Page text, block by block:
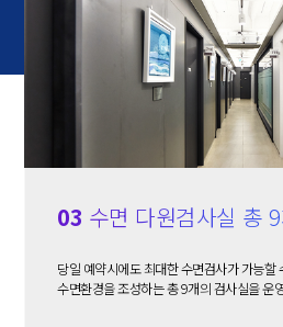
03 수면 다원검사실 총
당일 예약시에도 최대한 수면검사가 가능할
수면환경을 조성하는 총 9개의 검사실을운